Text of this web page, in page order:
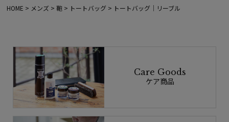
HOME
メンズ 鞄 トートバッグ トートバッグ｜リーブル
Care Goods
ケア商品